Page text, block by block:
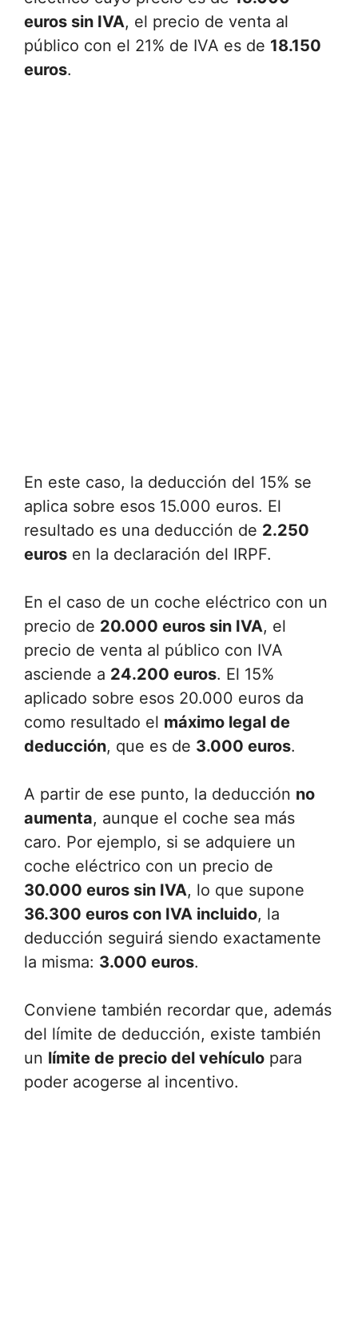
euros sin IVA, el precio de venta al
público con el 21% de IVA es de 18.150
euros.
En este caso, la deducción del 15% se
aplica sobre esos 15.000 euros. El
resultado es una deducción de 2.250
euros en la declaración del IRPF.
En el caso de un coche eléctrico con un
precio de 20.000 euros sin IVA, el
precio de venta al público con IVA
asciende a 24.200 euros. El 15%
aplicado sobre esos 20.000 euros da
como resultado el máximo legal de
deducción, que es de 3.000 euros.
A partir de ese punto, la deducción no
aumenta, aunque el coche sea más
caro. Por ejemplo, si se adquiere un
coche eléctrico con un precio de
30.000 euros sin IVA, lo que supone
36.300 euros con IVA incluido, la
deducción seguirá siendo exactamente
la misma: 3.000 euros.
Conviene también recordar que, además
del límite de deducción, existe también
un límite de precio del vehículo para
poder acogerse al incentivo.